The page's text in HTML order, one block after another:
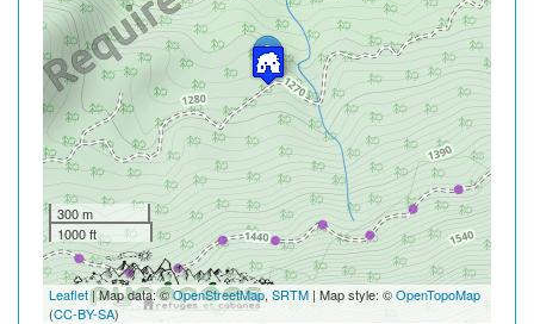
300 m
1000 ft
Leaflet| Map data: ©OpenStreetMap, SRTM | Map style: ©OpenTopoMap
(CC-BY-SA)